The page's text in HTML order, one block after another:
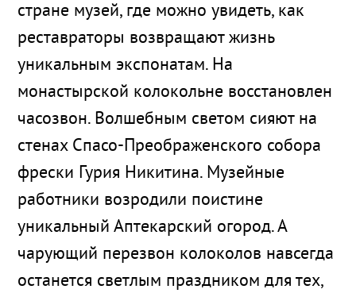
стране музей, где можно увидеть, как
реставраторы возвращают жизнь
уникальным экспонатам. На
монастырской колокольне восстановлен
часозвон. Волшебным светом сияют на
стенах Спасо-Преображенского собора
фрески Гурия Никитина. Музейные
работники возродили поистине
уникальный Аптекарский огород. А
чарующий перезвон колоколов навсегда
останется светлым праздником для тех,